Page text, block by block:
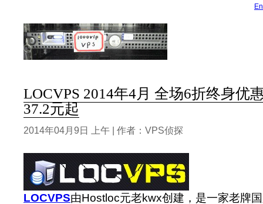
LOCVPS 2014年4月 全场6折终身优
37.2元起
2014年04月9日 上午 | 作者：VPS侦探
LOCVPS由Hostloc元老kwx创建，是一家老牌